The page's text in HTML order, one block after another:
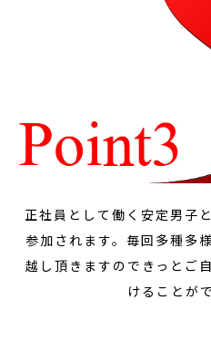
正社員として働く安定男子
参加されます。毎回多種多
越し頂きますのできっとご
けることが